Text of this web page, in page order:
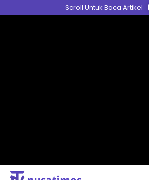
ke
Scroll Untuk Baca Artikel